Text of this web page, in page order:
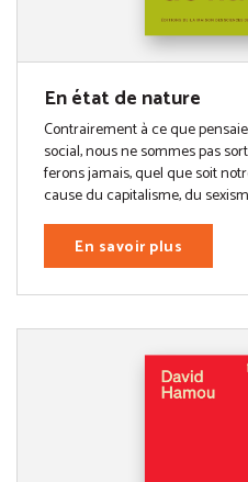
En état de nature
Contrairement à ce que
social, nous ne sommes pas
ferons jamais, quel que soit
cause du capitalisme, du
En savoir plus